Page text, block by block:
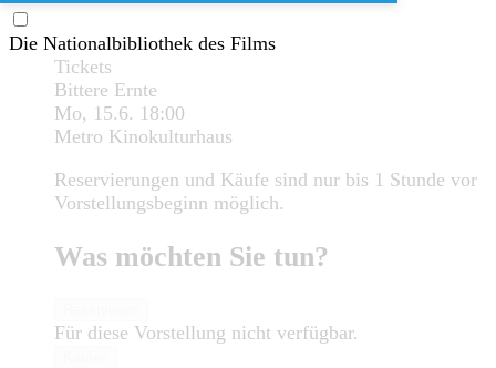
Die Nationalbibliothek des Films
Tickets
Bittere Ernte
Mo, 15.6. 18:00
Metro Kinokulturhaus
Reservierungen und Käufe sind nur bis 1 Stunde vor
Vorstellungsbeginn möglich.
Was möchten Sie tun?
Für diese Vorstellung nicht verfügbar.